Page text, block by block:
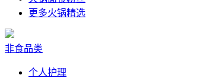
更多火锅精选
非食品类
个人护理